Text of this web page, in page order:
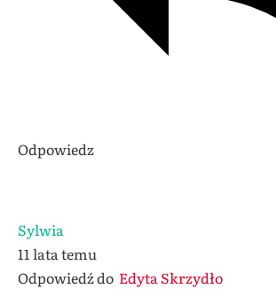
Odpowiedz
Sylwia
11 lata temu
Odpowiedź do Edyta Skrzydło